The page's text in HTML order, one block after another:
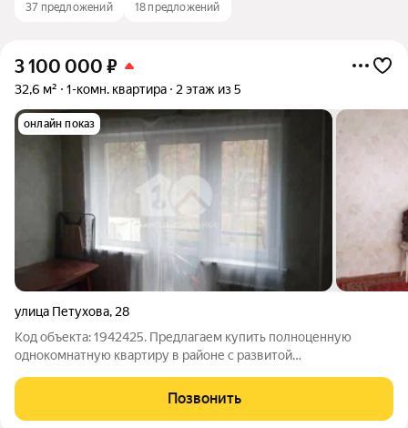
37 предложений 18 предложений
3 100 000 ₽
32,6 м² 1-комн. квартира 2 этаж из 5
онлайн показ
улица Петухова, 28
Код объекта: 1942425. Предлагаем купить полноценную
однокомнатную квартиру в районе с развитой
сетевые продуктовые магазины, ТЦ, детский сад и школа в
пяти минутах ходьбы. Поменяли окна,
Позвонить